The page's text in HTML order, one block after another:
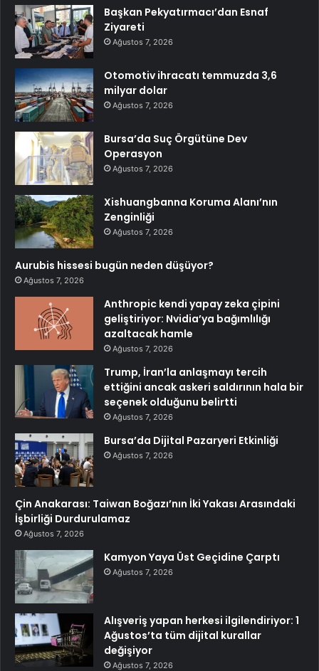
Başkan Pekyatırmacı’dan Esnaf
Ziyareti
Ağustos 7, 2026
Otomotiv ihracatı temmuzda 3,6
milyar dolar
Ağustos 7, 2026
Bursa’da Suç Örgütüne Dev
Operasyon
Ağustos 7, 2026
Xishuangbanna Koruma Alanı’nın
Zenginliği
Ağustos 7, 2026
Aurubis hissesi bugün neden düşüyor?
Ağustos 7, 2026
Anthropic kendi yapay zeka çipini
geliştiriyor: Nvidia’ya bağımlılığı
azaltacak hamle
Ağustos 7, 2026
Trump, İran’la anlaşmayı tercih
ettiğini ancak askeri saldırının hala bir
seçenek olduğunu belirtti
Ağustos 7, 2026
Bursa’da Dijital Pazaryeri Etkinliği
Ağustos 7, 2026
Çin Anakarası: Taiwan Boğazı’nın İki Yakası Arasındaki
İşbirliği Durdurulamaz
Ağustos 7, 2026
Kamyon Yaya Üst Geçidine Çarptı
Ağustos 7, 2026
Alışveriş yapan herkesi ilgilendiriyor: 1
Ağustos’ta tüm dijital kurallar
değişiyor
Ağustos 7, 2026